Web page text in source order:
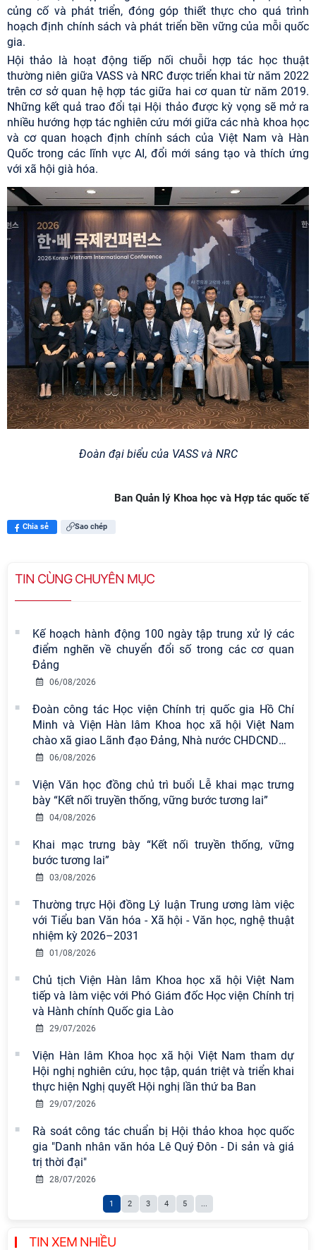
củng cố và phát triển, đóng góp thiết thực cho quá trình
hoạch định chính sách và phát triển bền vững của mỗi quốc
gia.
Hội thảo là hoạt động tiếp nối chuỗi hợp tác học thuật
thường niên giữa VASS và NRC được triển khai từ năm 2022
trên cơ sở quan hệ hợp tác giữa hai cơ quan từ năm 2019.
Những kết quả trao đổi tại Hội thảo được kỳ vọng sẽ mở ra
nhiều hướng hợp tác nghiên cứu mới giữa các nhà khoa học
và cơ quan hoạch định chính sách của Việt Nam và Hàn
Quốc trong các lĩnh vực AI, đổi mới sáng tạo và thích ứng
với xã hội già hóa.
Đoàn đại biểu của VASS và NRC
Ban Quản lý Khoa học và Hợp tác quốc tế
Chia sẻ Sao chép
TIN CÙNG CHUYÊN MỤC
Kế hoạch hành động 100 ngày tập trung xử lý các
điểm nghẽn về chuyển đổi số trong các cơ quan
Đảng
06/08/2026
Đoàn công tác Học viện Chính trị quốc gia Hồ Chí
Minh và Viện Hàn lâm Khoa học xã hội Việt Nam
chào xã giao Lãnh đạo Đảng, Nhà nước CHDCND…
06/08/2026
Viện Văn học đồng chủ trì buổi Lễ khai mạc trưng
bày “Kết nối truyền thống, vững bước tương lai”
04/08/2026
Khai mạc trưng bày “Kết nối truyền thống, vững
bước tương lai”
03/08/2026
Thường trực Hội đồng Lý luận Trung ương làm việc
với Tiểu ban Văn hóa - Xã hội - Văn học, nghệ thuật
nhiệm kỳ 2026–2031
01/08/2026
Chủ tịch Viện Hàn lâm Khoa học xã hội Việt Nam
tiếp và làm việc với Phó Giám đốc Học viện Chính trị
và Hành chính Quốc gia Lào
29/07/2026
Viện Hàn lâm Khoa học xã hội Việt Nam tham dự
Hội nghị nghiên cứu, học tập, quán triệt và triển khai
thực hiện Nghị quyết Hội nghị lần thứ ba Ban
29/07/2026
Rà soát công tác chuẩn bị Hội thảo khoa học quốc
gia "Danh nhân văn hóa Lê Quý Đôn - Di sản và giá
trị thời đại"
28/07/2026
1 2 3 4 5 ...
TIN XEM NHIỀU
Nam có 02 tác phẩm đạt giải khuyến
khích tại Cuộc thi chính luận bảo vệ
nền tảng tư tưởng của Đảng năm
Viện Hàn lâm Khoa học xã hội Việt
Nam công bố các quyết định về
công tác cán bộ
Chi bộ Viện Sử học tổ chức Tọa đàm
chuyên đề: Đẩy mạnh học tập, thực
hành tư tưởng, đạo đức, phương
giai đoạn phát triển mới
Hội thảo khoa học quốc tế “Không
gian phát triển Việt Nam trong kỷ
và lựa chọn chính sách” sẽ diễn ra
vào thứ ba, ngày 28/7/2026
Hội nghị Lãnh đạo Viện Hàn lâm
Khoa học xã hội Việt Nam làm việc
với Ban Chủ nhiệm các Chương trình
cấp Bộ